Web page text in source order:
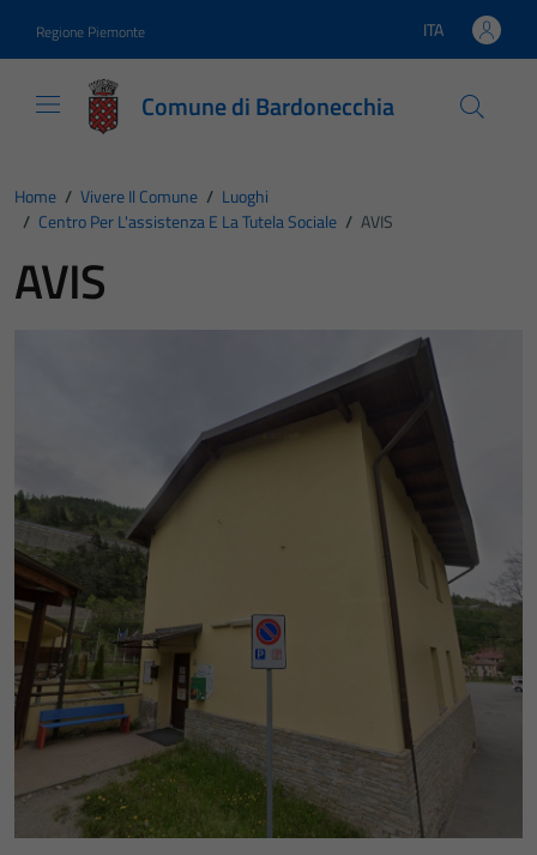
Regione Piemonte Lingua attiva:
ITA
Comune di Bardonecchia
Home / Vivere Il Comune / Luoghi
/ Centro Per L'assistenza E La Tutela Sociale / AVIS
AVIS